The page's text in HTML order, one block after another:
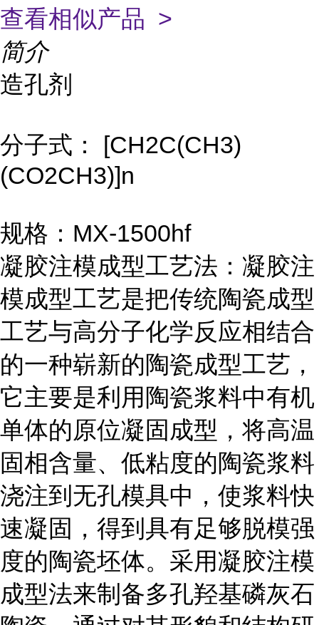
查看相似产品 >
简介
造孔剂
分子式： [CH2C(CH3)
(CO2CH3)]n
规格：MX-1500hf
凝胶注模成型工艺法：凝胶注
模成型工艺是把传统陶瓷成型
工艺与高分子化学反应相结合
的一种崭新的陶瓷成型工艺，
它主要是利用陶瓷浆料中有机
单体的原位凝固成型，将高温
固相含量、低粘度的陶瓷浆料
浇注到无孔模具中，使浆料快
速凝固，得到具有足够脱模强
度的陶瓷坯体。采用凝胶注模
成型法来制备多孔羟基磷灰石